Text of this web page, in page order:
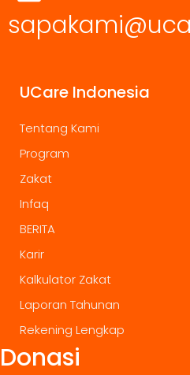
UCare Indonesia
Tentang Kami
Program
Zakat
Infaq
BERITA
Karir
Kalkulator Zakat
Laporan Tahunan
Rekening Lengkap
Donasi